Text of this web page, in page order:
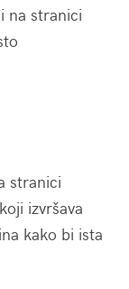
na stranici
stranici
izvršava
kako bi ista